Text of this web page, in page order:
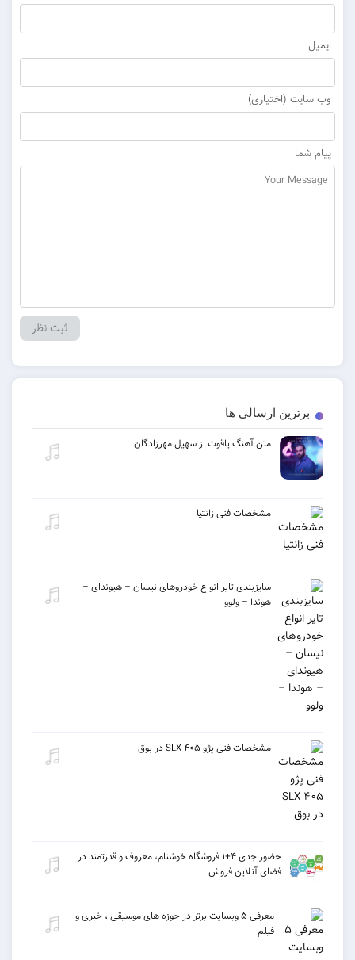
ایمیل
وب سایت (اختیاری)
پیام شما
برترین ارسالی ها
متن آهنگ یاقوت از سهیل مهرزادگان
مشخصات فنی زانتیا
سایزبندی تایر انواع خودروهای نیسان – هیوندای –
هوندا – ولوو
مشخصات فنی پژو ۴۰۵ SLX در بوق
حضور جدی ۴+۱ فروشگاه خوشنام، معروف و قدرتمند در
فضای آنلاین فروش
معرفی ۵ وبسایت برتر در حوزه های موسیقی ، خبری و
فیلم